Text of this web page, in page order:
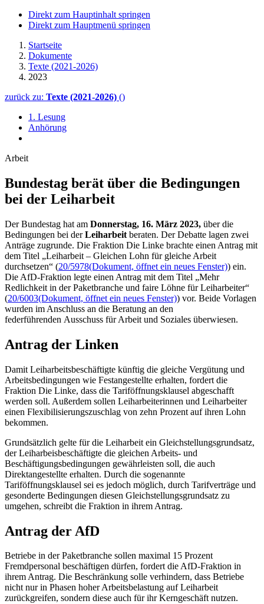
Direkt zum Hauptinhalt springen
Direkt zum Hauptmenü springen
Startseite
Dokumente
Texte (2021-2026)
2023
zurück zu: Texte (2021-2026) ()
1. Lesung
Anhörung
Arbeit
Bundestag berät über die Bedingungen
bei der Leiharbeit
Der Bundestag hat am Donnerstag, 16. März 2023, über die
Bedingungen bei derLeiharbeit beraten. Der Debatte lagen zwei
Anträge zugrunde. Die Fraktion Die Linke brachte einen Antrag mit
dem Titel „Leiharbeit – Gleichen Lohn für gleiche Arbeit
durchsetzen“ (20/5978(Dokument, öffnet ein neues Fenster)) ein.
Die AfD-Fraktion legte einen Antrag mit dem Titel „Mehr
Redlichkeit in der Paketbranche und faire Löhne für Leiharbeiter“
(20/6003(Dokument, öffnet ein neues Fenster)) vor. Beide Vorlagen
wurden im Anschluss an die Beratung an den
federführenden Ausschuss für Arbeit und Soziales überwiesen.
Antrag der Linken
Damit Leiharbeitsbeschäftigte künftig die gleiche Vergütung und
Arbeitsbedingungen wie Festangestellte erhalten, fordert die
Fraktion Die Linke, dass die Tariföffnungsklausel abgeschafft
werden soll. Außerdem sollen Leiharbeiterinnen und Leiharbeiter
einen Flexibilisierungszuschlag von zehn Prozent auf ihren Lohn
bekommen.
Grundsätzlich gelte für die Leiharbeit ein Gleichstellungsgrundsatz,
der Leiharbeisbeschäftigte die gleichen Arbeits- und
Beschäftigungsbedingungen gewährleisten soll, die auch
Direktangestellte erhalten. Durch die sogenannte
Tariföffnungsklausel sei es jedoch möglich, durch Tarifverträge und
gesonderte Bedingungen diesen Gleichstellungsgrundsatz zu
umgehen, schreibt die Fraktion in ihrem Antrag.
Antrag der AfD
Betriebe in der Paketbranche sollen maximal 15 Prozent
Fremdpersonal beschäftigen dürfen, fordert die AfD-Fraktion in
ihrem Antrag. Die Beschränkung solle verhindern, dass Betriebe
nicht nur in Phasen hoher Arbeitsbelastung auf Leiharbeit
zurückgreifen, sondern diese auch für ihr Kerngeschäft nutzen.